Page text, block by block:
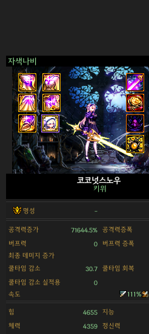
자색나비
>
코코넛스노우
키위
명성 -
공격력증가 71644.5% 공격력증폭
버프력 0 버프력 증폭
최종 데미지 증가
쿨타임 감소
30.7 쿨타임 회복
쿨타임 감소 실적용 0
속도 111%
힘 4655 지능
체력 4359 정신력